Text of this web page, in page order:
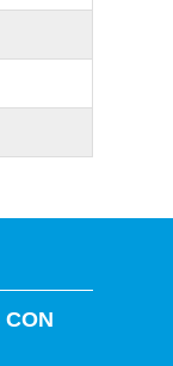
CON